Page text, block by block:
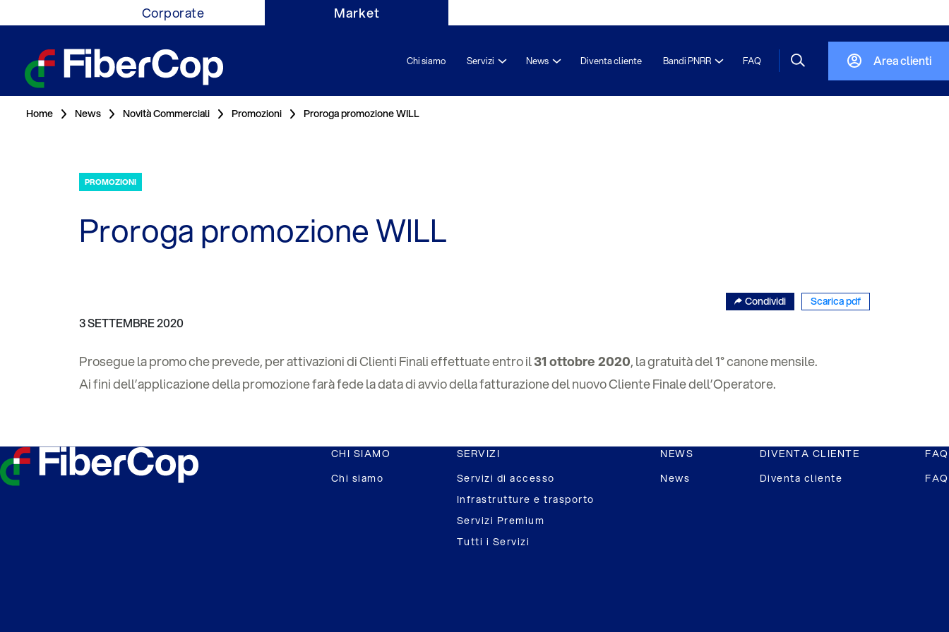
Corporate Market
Chi siamo Servizi News Diventa cliente Bandi PNRR FAQ Area clienti
Home News Novità Commerciali Promozioni Proroga promozione WILL
PROMOZIONI
Proroga promozione WILL
Condividi Scarica pdf
3 SETTEMBRE 2020
Prosegue la promo che prevede, per attivazioni di Clienti Finali effettuate entro il31 ottobre 2020, la gratuità del 1° canone mensile.
Ai fini dell’applicazione della promozione farà fede la data di avvio della fatturazione del nuovo Cliente Finale dell’Operatore.
CHI SIAMO
Chi siamo
SERVIZI
Servizi di accesso
Infrastrutture e trasporto
Servizi Premium
Tutti i Servizi
NEWS
News
DIVENTA CLIENTE
Diventa cliente
FAQ
FAQ